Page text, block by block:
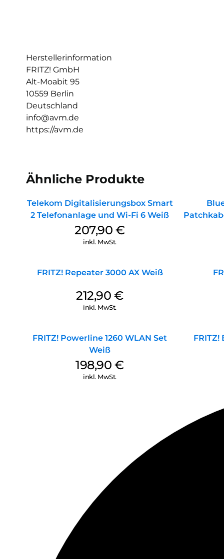
Herstellerinformation
FRITZ! GmbH
Alt-Moabit 95
10559 Berlin
Deutschland
info@avm.de
https://avm.de
Ähnliche Produkte
Telekom Digitalisierungsbox Smart
2 Telefonanlage und Wi-Fi 6 Weiß
207,90€
inkl. MwSt.
FRITZ! Repeater 3000 AX Weiß
212,90€
inkl. MwSt.
FRITZ! Powerline 1260 WLAN Set
Weiß
198,90€
inkl. MwSt.
FRITZ!